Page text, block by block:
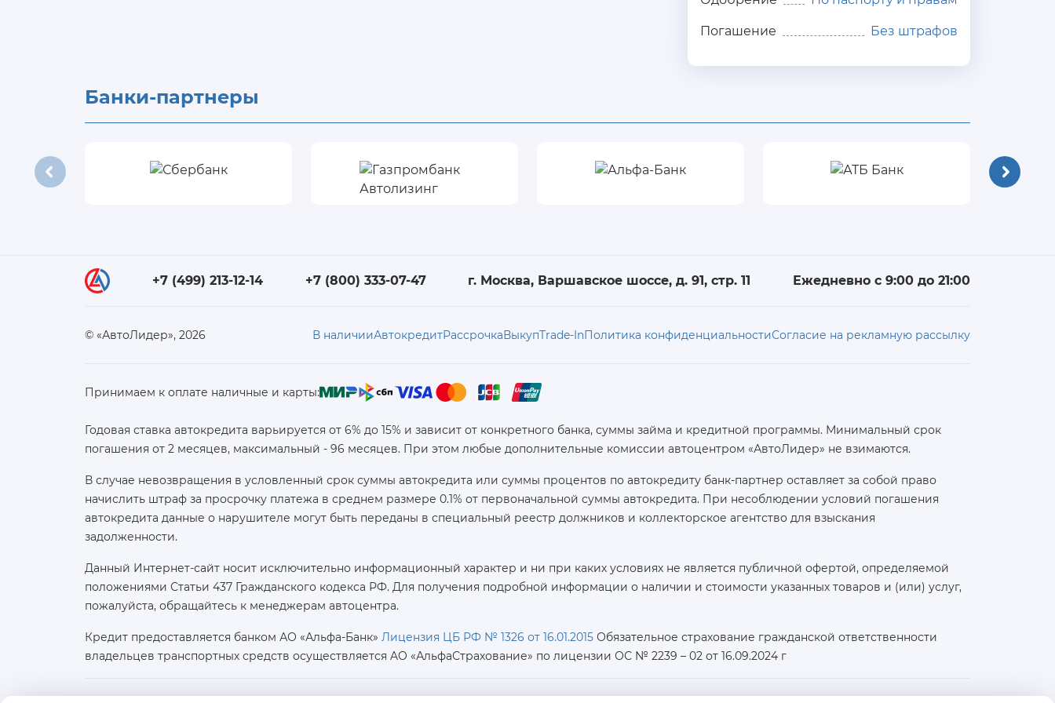
Погашение Без штрафов
Банки-партнеры
+7 (499) 213-12-14 +7 (800) 333-07-47 г. Москва, Варшавское шоссе, д. 91, стр. 11 Ежедневно с 9:00 до 21:00
© «АвтоЛидер», 2026 В наличииАвтокредитРассрочкаВыкупTrade-InПолитика конфиденциальностиСогласие на рекламную рассылку
Принимаем к оплате наличные и карты:
Годовая ставка автокредита варьируется от 6% до 15% и зависит от конкретного банка, суммы займа и кредитной программы. Минимальный срок
погашения от 2 месяцев, максимальный - 96 месяцев. При этом любые дополнительные комиссии автоцентром «АвтоЛидер» не взимаются.
В случае невозвращения в условленный срок суммы автокредита или суммы процентов по автокредиту банк-партнер оставляет за собой право
начислить штраф за просрочку платежа в среднем размере 0.1% от первоначальной суммы автокредита. При несоблюдении условий погашения
автокредита данные о нарушителе могут быть переданы в специальный реестр должников и коллекторское агентство для взыскания
задолженности.
Данный Интернет-сайт носит исключительно информационный характер и ни при каких условиях не является публичной офертой, определяемой
положениями Статьи 437 Гражданского кодекса РФ. Для получения подробной информации о наличии и стоимости указанных товаров и (или) услуг,
пожалуйста, обращайтесь к менеджерам автоцентра.
Кредит предоставляется банком АО «Альфа-Банк» Лицензия ЦБ РФ № 1326 от 16.01.2015 Обязательное страхование гражданской ответственности
владельцев транспортных средств осуществляется AO «АльфаСтрахование» по лицензии ОС № 2239 – 02 от 16.09.2024 г